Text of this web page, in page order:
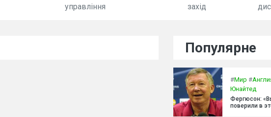
управління
захід
Популярне
#Мир #
Юнайтед
Фергюсон:
поверили в